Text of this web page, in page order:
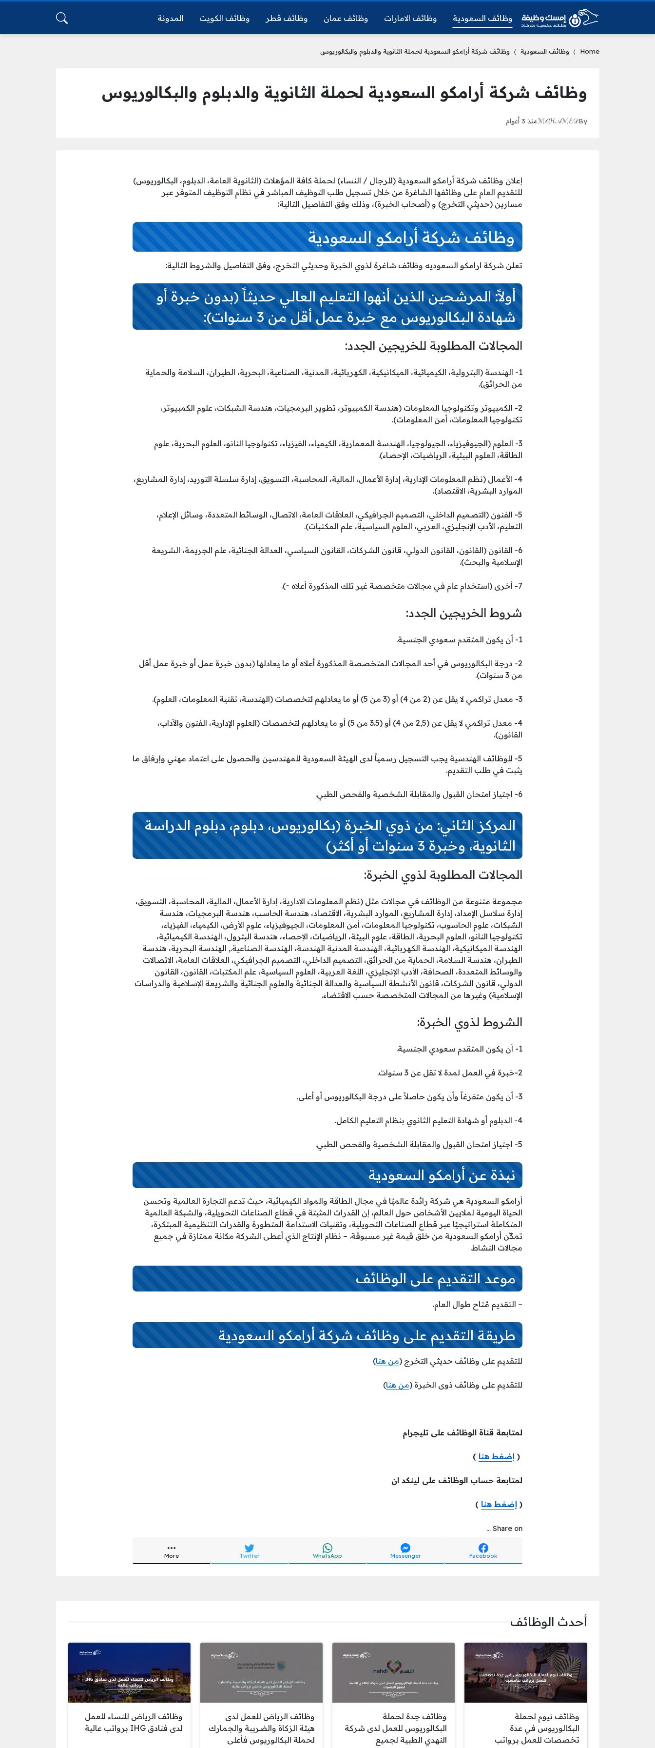
وظائف السعودية وظائف الامارات وظائف عمان وظائف قطر وظائف الكويت المدونة
Home وظائف السعودية وظائف شركة أرامكو السعودية لحملة الثانوية والدبلوم والبكالوريوس
وظائف شركة أرامكو السعودية لحملة الثانوية والدبلوم والبكالوريوس
By
ℳ𝒪ℋ𝒜ℳℰ𝒟منذ 3 أعوام
إعلان وظائف شركة أرامكو السعودية (للرجال / النساء) لحملة كافة المؤهلات (الثانوية العامة، الدبلوم، البكالوريوس)
للتقديم العام على وظائفها الشاغرة من خلال تسجيل طلب التوظيف المباشر في نظام التوظيف المتوفر عبر
مسارين (حديثي التخرج) و (أصحاب الخبرة)، وذلك وفق التفاصيل التالية:
وظائف شركة أرامكو السعودية
تعلن شركة ارامكو السعوديه وظائف شاغرة لذوي الخبرة وحديثي التخرج، وفق التفاصيل والشروط التالية:
أولاً: المرشحين الذين أنهوا التعليم العالي حديثاً (بدون خبرة أو
شهادة البكالوريوس مع خبرة عمل أقل من 3 سنوات):
المجالات المطلوبة للخريجين الجدد:
1- الهندسة (البترولية، الكيميائية، الميكانيكية، الكهربائية، المدنية، الصناعية، البحرية، الطيران، السلامة والحماية
من الحرائق).
2- الكمبيوتر وتكنولوجيا المعلومات (هندسة الكمبيوتر، تطوير البرمجيات، هندسة الشبكات، علوم الكمبيوتر،
تكنولوجيا المعلومات، أمن المعلومات).
3- العلوم (الجيوفيزياء، الجيولوجيا، الهندسة المعمارية، الكيمياء، الفيزياء، تكنولوجيا النانو، العلوم البحرية، علوم
الطاقة، العلوم البيئية، الرياضيات، الإحصاء).
4- الأعمال (نظم المعلومات الإدارية، إدارة الأعمال، المالية، المحاسبة، التسويق، إدارة سلسلة التوريد، إدارة المشاريع،
الموارد البشرية، الاقتصاد).
5- الفنون (التصميم الداخلي، التصميم الجرافيكي، العلاقات العامة، الاتصال، الوسائط المتعددة، وسائل الإعلام،
التعليم، الأدب الإنجليزي، العربي، العلوم السياسية، علم المكتبات).
6- القانون (القانون، القانون الدولي، قانون الشركات، القانون السياسي، العدالة الجنائية، علم الجريمة، الشريعة
الإسلامية والبحث).
7- أخرى (استخدام عام في مجالات متخصصة غير تلك المذكورة أعلاه ⁃).
شروط الخريجين الجدد:
1- أن يكون المتقدم سعودي الجنسية.
2- درجة البكالوريوس في أحد المجالات المتخصصة المذكورة أعلاه أو ما يعادلها (بدون خبرة عمل أو خبرة عمل أقل
من 3 سنوات).
3- معدل تراكمي لا يقل عن (2 من 4) أو (3 من 5) أو ما يعادلهم لتخصصات (الهندسة، تقنية المعلومات، العلوم).
4- معدل تراكمي لا يقل عن (2,5 من 4) أو (3.5 من 5) أو ما يعادلهم لتخصصات (العلوم الإدارية، الفنون والآداب،
القانون).
5- للوظائف الهندسية يجب التسجيل رسمياً لدى الهيئة السعودية للمهندسين والحصول على اعتماد مهني وإرفاق ما
يثبت في طلب التقديم.
6- اجتياز امتحان القبول والمقابلة الشخصية والفحص الطبي.
المركز الثاني: من ذوي الخبرة (بكالوريوس، دبلوم، دبلوم الدراسة
الثانوية، وخبرة 3 سنوات أو أكثر)
المجالات المطلوبة لذوي الخبرة:
مجموعة متنوعة من الوظائف في مجالات مثل (نظم المعلومات الإدارية، إدارة الأعمال، المالية، المحاسبة، التسويق،
إدارة سلاسل الإمداد، إدارة المشاريع، الموارد البشرية، الاقتصاد، هندسة الحاسب، هندسة البرمجيات، هندسة
الشبكات، علوم الحاسوب، تكنولوجيا المعلومات، أمن المعلومات، الجيوفيزياء، علوم الأرض، الكيمياء، الفيزياء،
تكنولوجيا النانو، العلوم البحرية، الطاقة، علوم البيئة، الرياضيات، الإحصاء، هندسة البترول، الهندسة الكيميائية،
الهندسة الميكانيكية، الهندسة الكهربائية، الهندسة المدنية الهندسة، الهندسة الصناعية., الهندسة البحرية، هندسة
الطيران، هندسة السلامة، الحماية من الحرائق، التصميم الداخلي، التصميم الجرافيكي، العلاقات العامة، الاتصالات
والوسائط المتعددة، الصحافة، الأدب الإنجليزي، اللغة العربية، العلوم السياسية، علم المكتبات، القانون، القانون
الدولي، قانون الشركات، قانون الأنشطة السياسية والعدالة الجنائية والعلوم الجنائية والشريعة الإسلامية والدراسات
الإسلامية) وغيرها من المجالات المتخصصة حسب الاقتضاء.
الشروط لذوي الخبرة:
1- أن يكون المتقدم سعودي الجنسية.
2-خبرة في العمل لمدة لا تقل عن 3 سنوات.
3- أن يكون متفرغاً وأن يكون حاصلاً على درجة البكالوريوس أو أعلى.
4- الدبلوم أو شهادة التعليم الثانوي بنظام التعليم الكامل.
5- اجتياز امتحان القبول والمقابلة الشخصية والفحص الطبي.
نبذة عن أرامكو السعودية
أرامكو السعودية هي شركة رائدة عالميًا في مجال الطاقة والمواد الكيميائية، حيث تدعم التجارة العالمية وتحسن
الحياة اليومية لملايين الأشخاص حول العالم، إن القدرات المثبتة في قطاع الصناعات التحويلية، والشبكة العالمية
المتكاملة استراتيجيًا عبر قطاع الصناعات التحويلية، وتقنيات الاستدامة المتطورة والقدرات التنظيمية المبتكرة،
تمكّن أرامكو السعودية من خلق قيمة غير مسبوقة. – نظام الإنتاج الذي أعطى الشركة مكانة ممتازة في جميع
مجالات النشاط.
موعد التقديم على الوظائف
– التقديم مُتاح طوال العام.
طريقة التقديم على وظائف شركة أرامكو السعودية
للتقديم على وظائف حديثي التخرج (من هنا)
للتقديم على وظائف ذوى الخبرة (من هنا)
لمتابعة قناة الوظائف على تليجرام
( إضغط هنا )
لمتابعة حساب الوظائف على لينكد ان
( إضغط هنا )
Share on ...
Facebook
Messenger
WhatsApp
Twitter
More
أحدث الوظائف
وظائف نيوم لحملة
البكالوريوس في عدة
تخصصات للعمل برواتب
وظائف جدة لحملة
البكالوريوس للعمل لدى شركة
النهدي الطبية لجميع
وظائف الرياض للعمل لدى
هيئة الزكاة والضريبة والجمارك
لحملة البكالوريوس فأعلى
وظائف الرياض للنساء للعمل
لدى فنادق IHG برواتب عالية